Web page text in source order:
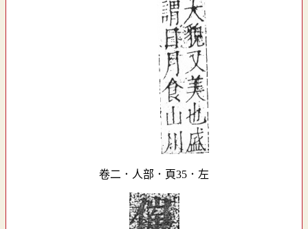
卷二．人部．頁35．左